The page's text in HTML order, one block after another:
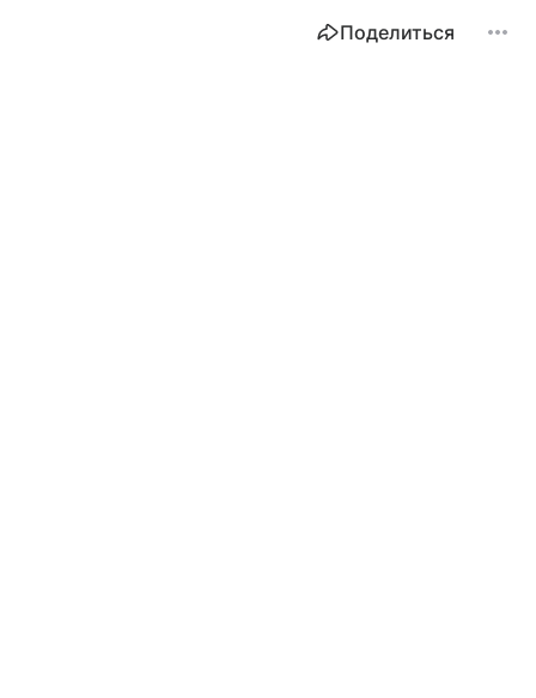
Поделиться